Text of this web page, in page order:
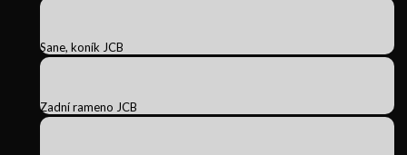
Sane, koník JCB
Zadní rameno JCB